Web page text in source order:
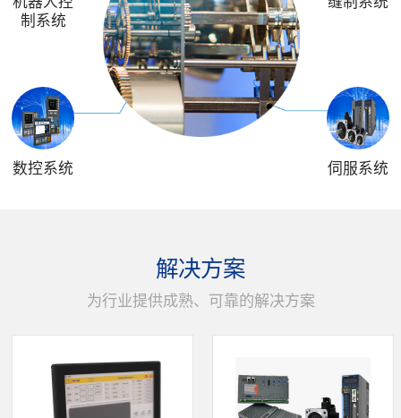
制系统
数控系统 伺服系统
解决方案
为行业提供成熟、可靠的解决方案